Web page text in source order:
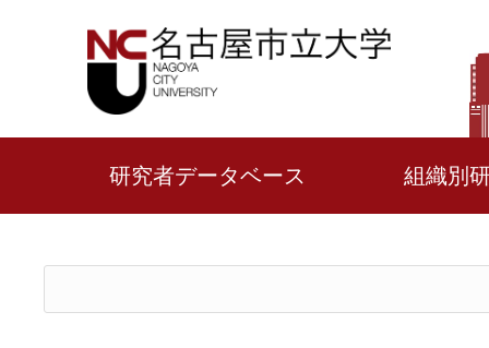
研究者データベース 組織別